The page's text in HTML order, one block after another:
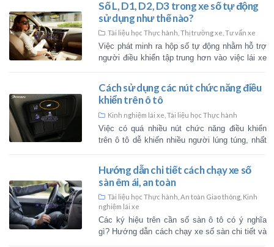
kế khá dễ dàng, d [...]
8 ký hiệu đèn cảnh báo
nhất trên ô tô
Kinh nghiệm lái xe,Tài liệu học
Bảng táp-lô ô tô được thiết kế
cảnh báo người dùng về những
Hướng dẫn cách điều
chiếu hậu ô tô chuẩn xác
Hiện nay, đa số tài xế vẫn
chỉnh gương đúng chuẩn
quan sát bị hạn chế. Vì thế, họ
được điểm mù hai bên [...]
Số L, D1, D2, D3 trong xe
sử dụng như thế nào?